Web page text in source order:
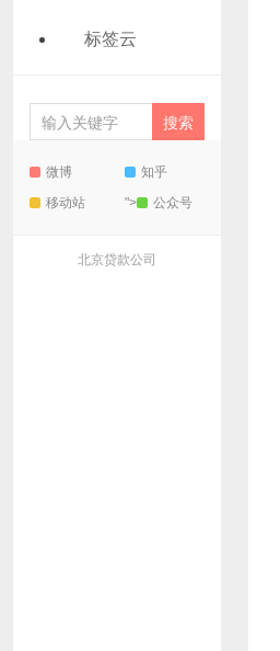
标签云
微博
知乎
移动站
"> 公众号
北京贷款公司